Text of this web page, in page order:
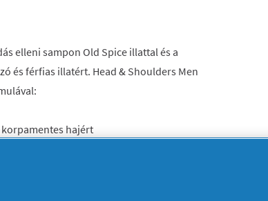
elleni sampon Old Spice illattal és a
és férfias illatért. Head & Shoulders Men
korpamentes hajért